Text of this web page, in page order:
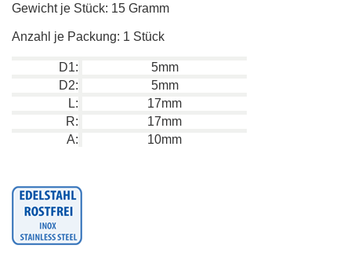
Gewicht je Stück: 15 Gramm
Anzahl je Packung: 1 Stück
D1:
5mm
D2:
5mm
L:
17mm
R:
17mm
A:
10mm